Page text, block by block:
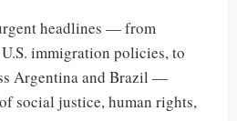
headlines — from
immigration policies, to
Argentina and Brazil —
social justice, human rights,